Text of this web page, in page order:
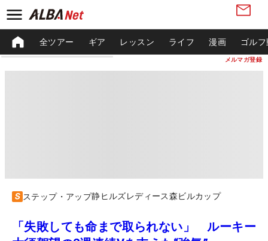
メルマガ登録
全ツアー ギア レッスン ライフ 漫画 ゴル
ステップ・アップ静ヒルズレディース森ビルカップ
「失敗しても命まで取られない」 ルーキー